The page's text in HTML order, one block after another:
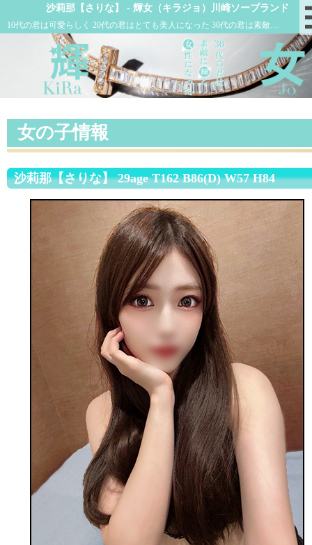
沙莉那【さりな】 - 輝女（キラジョ）川崎ソープランド
10代の君は可愛らしく 20代の君はとても美人になった 30代の君は素敵に輝く女性になった
女の子情報
沙莉那【さりな】 29age T162 B86(D) W57 H84